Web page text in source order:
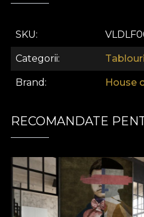
SKU
Categorii Tablouri
Brand House
RECOMANDATE